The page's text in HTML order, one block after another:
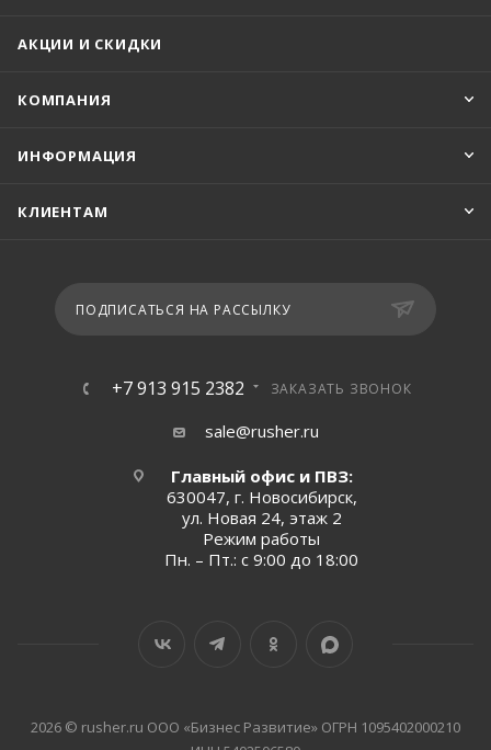
АКЦИИ И СКИДКИ
КОМПАНИЯ
ИНФОРМАЦИЯ
КЛИЕНТАМ
ПОДПИСАТЬСЯ НА РАССЫЛКУ
+7 913 915 2382 ЗАКАЗАТЬ ЗВОНОК
sale@rusher.ru
Главный офис и ПВЗ:
630047, г. Новосибирск,
ул. Новая 24, этаж 2
Режим работы
Пн. – Пт.: с 9:00 до 18:00
2026 © rusher.ru ООО «Бизнес Развитие» ОГРН 1095402000210